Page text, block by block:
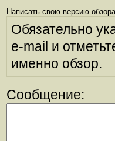
Написать свою версию
Обязательно
e-mail и
именно обзор.
Сообщение: